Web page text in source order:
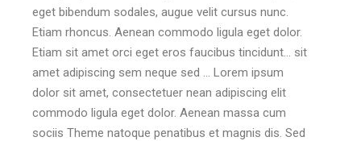
eget bibendum sodales, augue velit cursus nunc.
Etiam rhoncus. Aenean commodo ligula eget dolor.
Etiam sit amet orci eget eros faucibus tincidunt… sit
amet adipiscing sem neque sed … Lorem ipsum
dolor sit amet, consectetuer nean adipiscing elit
commodo ligula eget dolor. Aenean massa cum
sociis Theme natoque penatibus et magnis dis. Sed